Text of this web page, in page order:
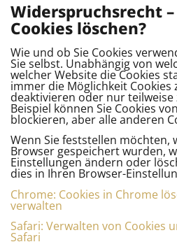
Widerspruchsrecht
Cookies löschen?
Wie und ob Sie Cookies
Sie selbst. Unabhängig von
welcher Website die Cookies
immer die Möglichkeit Cookies
deaktivieren oder nur teilweise
Beispiel können Sie Cookies
blockieren, aber alle anderen
Wenn Sie feststellen möchten,
Browser gespeichert wurden,
Einstellungen ändern oder
dies in Ihren Browser-
Chrome: Cookies in Chrome
verwalten
Safari: Verwalten von Cookies
Safari